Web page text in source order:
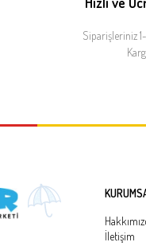
Siparişleriniz
İletişim